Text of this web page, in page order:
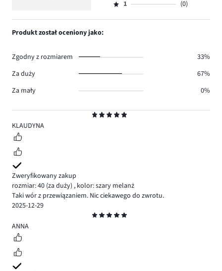
5
KLAUDYNA
Zweryfikowany zakup
rozmiar: 40 (za duży) , kolor: szary melanż
Taki wór z przewiązaniem. Nic ciekawego do zwrotu.
2025-12-29
5
ANNA
głosów
ilość
2,
Ocena
1,
1 (0)
Produkt został oceniony jako:
Zgodny z rozmiarem
33%
Za duży
67%
Za mały
0%